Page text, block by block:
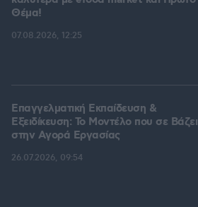
Θέμα!
07.08.2026, 12:25
Επαγγελματική Εκπαίδευση &
Εξειδίκευση: Το Mοντέλο που σε Bάζει
στην Aγορά Eργασίας
26.07.2026, 09:54